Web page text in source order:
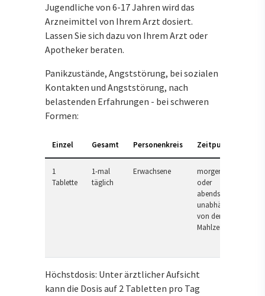
Jugendliche von 6-17 Jahren wird das
Arzneimittel von Ihrem Arzt dosiert.
Lassen Sie sich dazu von Ihrem Arzt oder
Apotheker beraten.
Panikzustände, Angststörung, bei sozialen
Kontakten und Angststörung, nach
belastenden Erfahrungen - bei schweren
Formen:
Einzel Gesamt Personenkreis Zeitpunkt
1
Tablette
1-mal
täglich
Erwachsene
morgens
oder
abends,
unabhängig
von der
Mahlzeit
Höchstdosis: Unter ärztlicher Aufsicht
kann die Dosis auf 2 Tabletten pro Tag